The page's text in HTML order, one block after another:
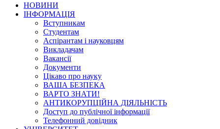
НОВИНИ
ІНФОРМАЦІЯ
Вступникам
Студентам
Аспірантам і науковцям
Викладачам
Вакансії
Документи
Цікаво про науку
ВАША БЕЗПЕКА
ВАРТО ЗНАТИ!
АНТИКОРУПЦІЙНА ДІЯЛЬНІСТЬ
Доступ до публічної інформації
Телефонний довідник